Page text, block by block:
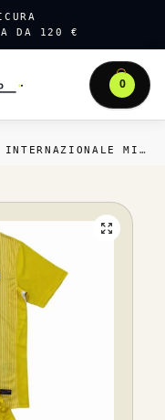
DA 120 €
0
MILANO